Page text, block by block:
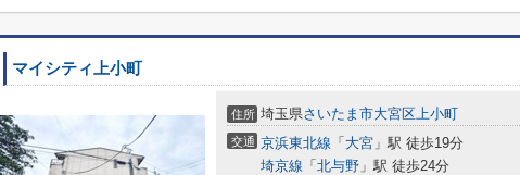
マイシティ上小町
住所 埼玉県さいたま市大宮区上小町
交通 京浜東北線 「 大宮 」駅 徒歩19分
埼京線 「 北与野 」駅 徒歩24分